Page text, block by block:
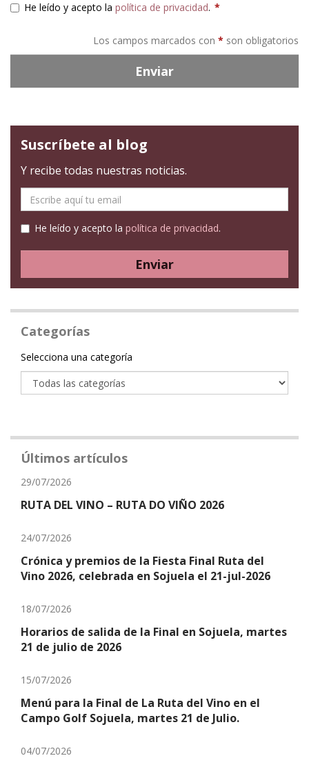
He leído y acepto la política de privacidad. *
Los campos marcados con * son obligatorios
Enviar
Suscríbete al blog
Y recibe todas nuestras noticias.
mail
He leído y acepto la política de privacidad.
Enviar
Categorías
Categoría
Selecciona una categoría
Últimos artículos
29/07/2026
RUTA DEL VINO – RUTA DO VIÑO 2026
24/07/2026
Crónica y premios de la Fiesta Final Ruta del
Vino 2026, celebrada en Sojuela el 21-jul-2026
18/07/2026
Horarios de salida de la Final en Sojuela, martes
21 de julio de 2026
15/07/2026
Menú para la Final de La Ruta del Vino en el
Campo Golf Sojuela, martes 21 de Julio.
04/07/2026